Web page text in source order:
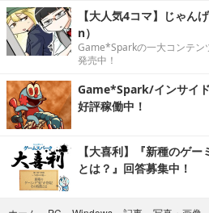
【大人気4コマ】じゃ
n）
Game*Sparkの一大コンテン
発売中！
Game*Spark/インサイ
好評稼働中！
【大喜利】『新種のゲ
とは？』回答募集中！